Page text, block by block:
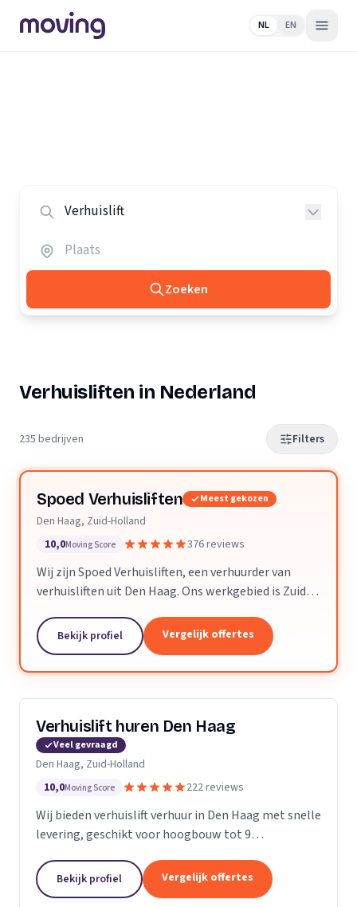
NL EN
Zoeken
Verhuisliften in Nederland
235 bedrijven Filters
Spoed Verhuisliften Meest gekozen
Den Haag, Zuid-Holland
10,0Moving Score 376 reviews
Wij zijn Spoed Verhuisliften, een verhuurder van
verhuisliften uit Den Haag. Ons werkgebied is Zuid-
Bekijk profiel Vergelijk offertes
Verhuislift huren Den Haag
Veel gevraagd
Den Haag, Zuid-Holland
10,0Moving Score 222 reviews
Wij bieden verhuislift verhuur in Den Haag met snelle
levering, geschikt voor hoogbouw tot 9
Bekijk profiel Vergelijk offertes